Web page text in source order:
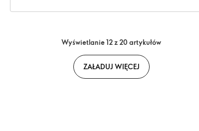
Wyświetlanie 12 z 20 artykułów
ZAŁADUJ WIĘCEJ